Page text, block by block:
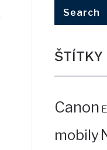
ŠTÍTKY
Canon
mobily